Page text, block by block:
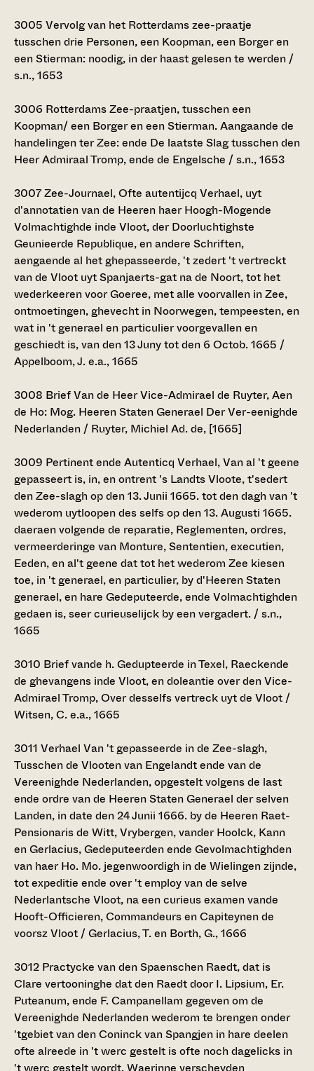
3005 Vervolg van het Rotterdams zee-praatje
tusschen drie Personen, een Koopman, een Borger en
een Stierman: noodig, in der haast gelesen te werden /
s.n., 1653
3006 Rotterdams Zee-praatjen, tusschen een
Koopman/ een Borger en een Stierman. Aangaande de
handelingen ter Zee: ende De laatste Slag tusschen den
Heer Admiraal Tromp, ende de Engelsche / s.n., 1653
3007Zee-Journael, Ofte autentijcq Verhael, uyt
d'annotatien van de Heeren haer Hoogh-Mogende
Volmachtighde inde Vloot, der Doorluchtighste
Geunieerde Republique, en andere Schriften,
aengaende al het ghepasseerde, 't zedert 't vertreckt
van de Vloot uyt Spanjaerts-gat na de Noort, tot het
wederkeeren voor Goeree, met alle voorvallen in Zee,
ontmoetingen, ghevecht in Noorwegen, tempeesten, en
wat in 't generael en particulier voorgevallen en
geschiedt is, van den 13 Juny tot den 6 Octob. 1665 /
Appelboom, J. e.a., 1665
3008 Brief Van de Heer Vice-Admirael de Ruyter, Aen
de Ho: Mog. Heeren Staten Generael Der Ver-eenighde
Nederlanden / Ruyter, Michiel Ad. de, [1665]
3009 Pertinent ende Autenticq Verhael, Van al 't geene
gepasseert is, in, en ontrent 's Landts Vloote, t'sedert
den Zee-slagh op den 13. Junii 1665. tot den dagh van 't
wederom uytloopen des selfs op den 13. Augusti 1665.
daeraen volgende de reparatie, Reglementen, ordres,
vermeerderinge van Monture, Sententien, executien,
Eeden, en al't geene dat tot het wederom Zee kiesen
toe, in 't generael, en particulier, by d'Heeren Staten
generael, en hare Gedeputeerde, ende Volmachtighden
gedaen is, seer curieuselijck by een vergadert. / s.n.,
1665
3010 Brief vande h. Gedupteerde in Texel, Raeckende
de ghevangens inde Vloot, en doleantie over den Vice-
Admirael Tromp, Over desselfs vertreck uyt de Vloot /
Witsen, C. e.a., 1665
3011 Verhael Van 't gepasseerde in de Zee-slagh,
Tusschen de Vlooten van Engelandt ende van de
Vereenighde Nederlanden, opgestelt volgens de last
ende ordre van de Heeren Staten Generael der selven
Landen, in date den 24 Junii 1666. by de Heeren Raet-
Pensionaris de Witt, Vrybergen, vander Hoolck, Kann
en Gerlacius, Gedeputeerden ende Gevolmachtighden
van haer Ho. Mo. jegenwoordigh in de Wielingen zijnde,
tot expeditie ende over 't employ van de selve
Nederlantsche Vloot, na een curieus examen vande
Hooft-Officieren, Commandeurs en Capiteynen de
voorsz Vloot / Gerlacius, T. en Borth, G., 1666
3012 Practycke van den Spaenschen Raedt, dat is
Clare vertooninghe dat den Raedt door I. Lipsium, Er.
Puteanum, ende F. Campanellam gegeven om de
Vereenighde Nederlanden wederom te brengen onder
'tgebiet van den Coninck van Spangjen in hare deelen
ofte alreede in 't werc gestelt is ofte noch dagelicks in